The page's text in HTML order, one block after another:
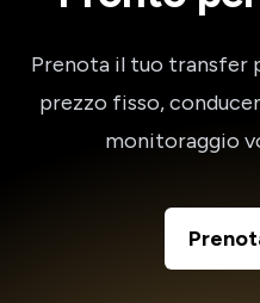
Prenota il tuo
prezzo fisso,
monitoraggio